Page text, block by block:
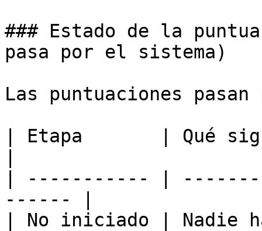
### Estado de la
pasa por el sistema)
Las puntuaciones
| Etapa       | Qué
| ----------- |
------ |
| No iniciado | Nadie